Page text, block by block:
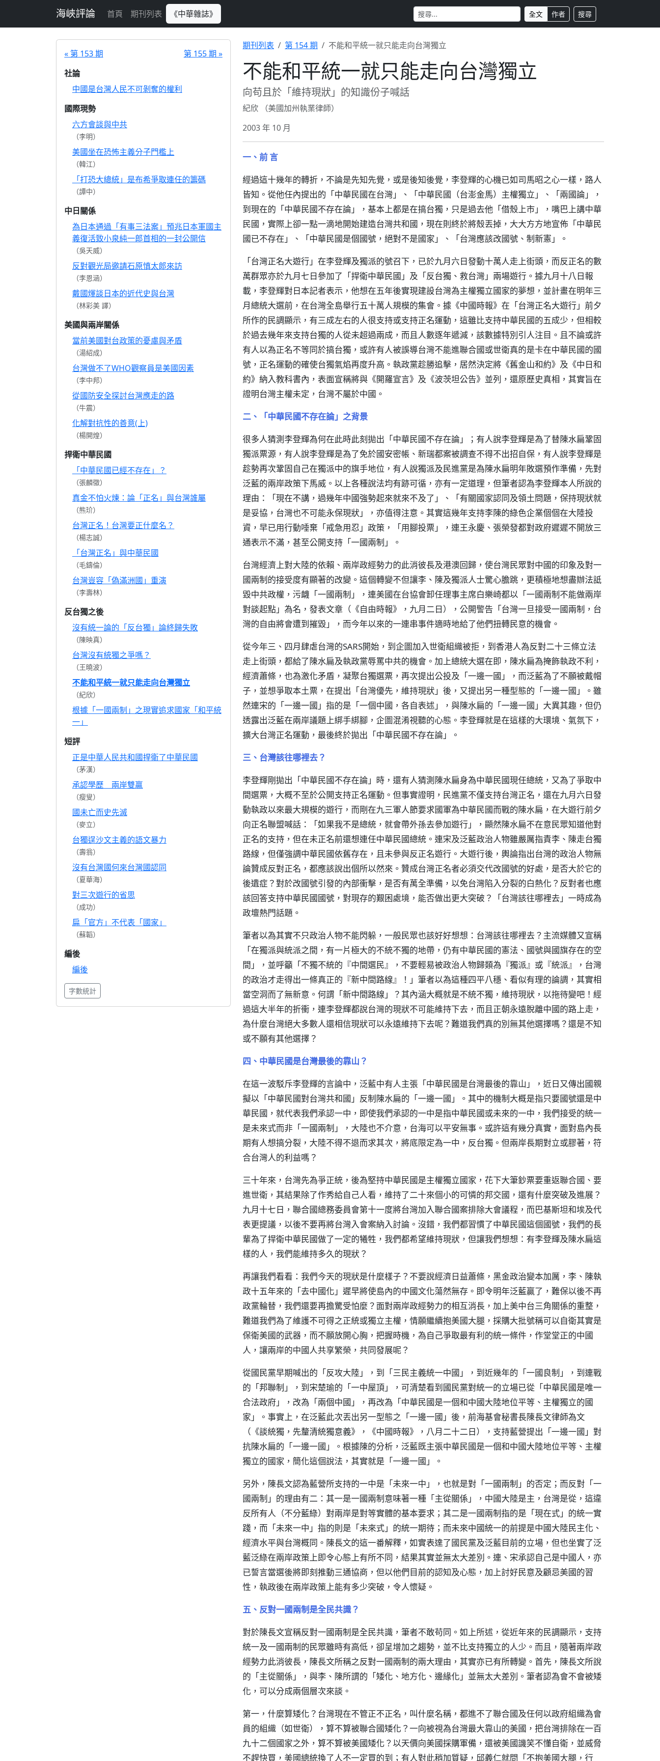
海峽評論 首頁 期刊列表 《中華雜誌》 全文 作者 搜尋
« 第 153 期
第 155 期 »
社論
中國是台灣人民不可剝奪的權利
國際現勢
六方會談與中共
（李明）
美國坐在恐怖主義分子門檻上
（韓江）
「打恐大總統」是布希爭取連任的籌碼
（譚中）
中日關係
為日本通過「有事三法案」預兆日本軍國主
義復活致小泉純一郎首相的一封公開信
（吳天威）
反對觀光局邀請石原慎太郎來訪
（李恩涵）
戴國煇談日本的近代史與台灣
（林彩美 譯）
美國與兩岸關係
當前美國對台政策的憂慮與矛盾
（湯紹成）
台灣做不了WHO觀察員是美國因素
（李中邦）
從國防安全探討台灣應走的路
（牛震）
化解對抗性的善意(上)
（楊開煌）
捍衛中華民國
「中華民國已經不存在」？
（張麟徵）
真金不怕火煉：論「正名」與台灣誰屬
（熊玠）
台灣正名！台灣要正什麼名？
（楊志誠）
「台灣正名」與中華民國
（毛鑄倫）
台灣豈容「偽滿洲國」重演
（李壽林）
反台獨之後
沒有統一論的「反台獨」論終歸失敗
（陳映真）
台灣沒有統獨之爭嗎？
（王曉波）
不能和平統一就只能走向台灣獨立
（紀欣）
根據「一國兩制」之現實追求國家「和平統
一」
短評
正是中華人民共和國捍衛了中華民國
（茅漢）
承認學歷 兩岸雙贏
（瘦叟）
國未亡而史先滅
（麥立）
台獨逞沙文主義的語文暴力
（壽翁）
沒有台灣國何來台灣國認同
（夏華海）
對三次遊行的省思
（成功）
扁「官方」不代表「國家」
（蘇韜）
編後
編後
字數統計
期刊列表 第 154 期 不能和平統一就只能走向台灣獨立
不能和平統一就只能走向台灣獨立
向苟且於「維持現狀」的知識份子喊話
紀欣 （美國加州執業律師）
2003 年 10 月
一、前 言
經過這十幾年的轉折，不論是先知先覺，或是後知後覺，李登輝的心機已如司馬昭之心一樣，路人
皆知。從他任內提出的「中華民國在台灣」、「中華民國（台澎金馬）主權獨立」、「兩國論」，
到現在的「中華民國不存在論」，基本上都是在搞台獨，只是過去他「借殼上市」，嘴巴上講中華
民國，實際上卻一點一滴地開始建造台灣共和國，現在則終於將殼丟掉，大大方方地宣佈「中華民
國已不存在」、「中華民國是個國號，絕對不是國家」、「台灣應該改國號、制新憲」。
「台灣正名大遊行」在李登輝及獨派的號召下，已於九月六日發動十萬人走上街頭，而反正名的數
萬群眾亦於九月七日參加了「捍衛中華民國」及「反台獨、救台灣」兩場遊行。據九月十八日報
載，李登輝對日本記者表示，他想在五年後實現建設台灣為主權獨立國家的夢想，並計畫在明年三
月總統大選前，在台灣全島舉行五十萬人規模的集會。據《中國時報》在「台灣正名大遊行」前夕
所作的民調顯示，有三成左右的人很支持或支持正名運動，這雖比支持中華民國的五成少，但相較
於過去幾年來支持台獨的人從未超過兩成，而且人數逐年遞減，該數據特別引人注目。且不論或許
有人以為正名不等同於搞台獨，或許有人被誤導台灣不能進聯合國或世衛真的是卡在中華民國的國
號，正名運動的確使台獨氣焰再度升高。執政黨趁勝追擊，居然決定將《舊金山和約》及《中日和
約》納入教科書內，表面宣稱將與《開羅宣言》及《波茨坦公告》並列，還原歷史真相，其實旨在
證明台灣主權未定，台灣不屬於中國。
二、「中華民國不存在論」之背景
很多人猜測李登輝為何在此時此刻拋出「中華民國不存在論」；有人說李登輝是為了替陳水扁鞏固
獨派票源，有人說李登輝是為了免於國安密帳、新瑞都案被調查不得不出招自保，有人說李登輝是
趁勢再次鞏固自己在獨派中的旗手地位，有人說獨派及民進黨是為陳水扁明年敗選預作準備，先對
泛藍的兩岸政策下馬威。以上各種說法均有跡可循，亦有一定道理，但筆者認為李登輝本人所說的
理由：「現在不講，過幾年中國強勢起來就來不及了」、「有關國家認同及領土問題，保持現狀就
是妥協，台灣也不可能永保現狀」，亦值得注意。其實這幾年支持李陳的綠色企業個個在大陸投
資，早已用行動唾棄「戒急用忍」政策，「用腳投票」，連王永慶、張榮發都對政府遲遲不開放三
通表示不滿，甚至公開支持「一國兩制」。
台灣經濟上對大陸的依賴、兩岸政經勢力的此消彼長及港澳回歸，使台灣民眾對中國的印象及對一
國兩制的接受度有顯著的改變。這個轉變不但讓李、陳及獨派人士驚心膽跳，更積極地想盡辦法詆
毀中共政權，污衊「一國兩制」，連美國在台協會卸任理事主席白樂崎都以「一國兩制不能做兩岸
對談起點」為名，發表文章（《自由時報》，九月二日），公開警告「台灣一旦接受一國兩制，台
灣的自由將會遭到摧毀」，而今年以來的一連串事件適時地給了他們扭轉民意的機會。
從今年三、四月肆虐台灣的SARS開始，到企圖加入世衛組織被拒，到香港人為反對二十三條立法
走上街頭，都給了陳水扁及執政黨辱罵中共的機會。加上總統大選在即，陳水扁為掩飾執政不利，
經濟蕭條，也為激化矛盾，凝聚台獨選票，再次提出公投及「一邊一國」，而泛藍為了不願被戴帽
子，並想爭取本土票，在提出「台灣優先，維持現狀」後，又提出另一種型態的「一邊一國」。雖
然連宋的「一邊一國」指的是「一個中國，各自表述」，與陳水扁的「一邊一國」大異其趣，但仍
透露出泛藍在兩岸議題上綁手綁腳，企圖混淆視聽的心態。李登輝就是在這樣的大環境、氣氛下，
擴大台灣正名運動，最後終於拋出「中華民國不存在論」。
三、台灣該往哪裡去？
李登輝剛拋出「中華民國不存在論」時，還有人猜測陳水扁身為中華民國現任總統，又為了爭取中
間選票，大概不至於公開支持正名運動。但事實證明，民進黨不僅支持台灣正名，還在九月六日發
動執政以來最大規模的遊行，而剛在九三軍人節要求國軍為中華民國而戰的陳水扁，在大遊行前夕
向正名聯盟喊話：「如果我不是總統，就會帶外孫去參加遊行」，顯然陳水扁不在意民眾知道他對
正名的支持，但在未正名前還想連任中華民國總統。連宋及泛藍政治人物雖嚴厲指責李、陳走台獨
路線，但僅強調中華民國依舊存在，且未參與反正名遊行。大遊行後，輿論指出台灣的政治人物無
論贊成反對正名，都應該說出個所以然來。贊成台灣正名者必須交代改國號的好處，是否大於它的
後遺症？對於改國號引發的內部衝擊，是否有萬全準備，以免台灣陷入分裂的白熱化？反對者也應
該回答支持中華民國國號，對現存的艱困處境，能否做出更大突破？「台灣該往哪裡去」一時成為
政壇熱門話題。
筆者以為其實不只政治人物不能閃躲，一般民眾也該好好想想：台灣該往哪裡去？主流媒體又宣稱
「在獨派與統派之間，有一片極大的不統不獨的地帶，仍有中華民國的憲法、國號與國旗存在的空
間」，並呼籲「不獨不統的『中間選民』，不要輕易被政治人物歸類為『獨派』或『統派』，台灣
的政治才走得出一條真正的『新中間路線』！」筆者以為這種四平八穩、看似有理的論調，其實相
當空洞而了無新意。何謂「新中間路線」？其內涵大概就是不統不獨，維持現狀，以拖待變吧！經
過這大半年的折衝，連李登輝都說台灣的現狀不可能維持下去，而且正朝永遠脫離中國的路上走，
為什麼台灣絕大多數人還相信現狀可以永遠維持下去呢？難道我們真的別無其他選擇嗎？還是不知
或不願有其他選擇？
四、中華民國是台灣最後的靠山？
在這一波駁斥李登輝的言論中，泛藍中有人主張「中華民國是台灣最後的靠山」，近日又傳出國親
擬以「中華民國對台灣共和國」反制陳水扁的「一邊一國」。其中的機制大概是指只要國號還是中
華民國，就代表我們承認一中，即使我們承認的一中是指中華民國或未來的一中，我們接受的統一
是未來式而非「一國兩制」，大陸也不介意，台海可以平安無事。或許這有幾分真實，面對島內長
期有人想搞分裂，大陸不得不退而求其次，將底限定為一中，反台獨。但兩岸長期對立或膠著，符
合台灣人的利益嗎？
三十年來，台灣先為爭正統，後為堅持中華民國是主權獨立國家，花下大筆鈔票要重返聯合國、要
進世衛，其結果除了作秀給自己人看，維持了二十來個小的可憐的邦交國，還有什麼突破及進展？
九月十七日，聯合國總務委員會第十一度將台灣加入聯合國案排除大會議程，而巴基斯坦和埃及代
表更提議，以後不要再將台灣入會案納入討論。沒錯，我們都習慣了中華民國這個國號，我們的長
輩為了捍衛中華民國做了一定的犧牲，我們都希望維持現狀，但讓我們想想：有李登輝及陳水扁這
樣的人，我們能維持多久的現狀？
再讓我們看看：我們今天的現狀是什麼樣子？不要說經濟日益蕭條，黑金政治變本加厲，李、陳執
政十五年來的「去中國化」遲早將使島內的中國文化蕩然無存。即令明年泛藍贏了，難保以後不再
政黨輪替，我們還要再擔驚受怕麼？面對兩岸政經勢力的相互消長，加上美中台三角關係的重整，
難道我們為了維護不可得之正統或獨立主權，情願繼續抱美國大腿，採購大批號稱可以自衛其實是
保衛美國的武器，而不願放開心胸，把握時機，為自己爭取最有利的統一條件，作堂堂正的中國
人，讓兩岸的中國人共享繁榮，共同發展呢？
從國民黨早期喊出的「反攻大陸」，到「三民主義統一中國」，到近幾年的「一國良制」，到連戰
的「邦聯制」，到宋楚瑜的「一中屋頂」，可清楚看到國民黨對統一的立場已從「中華民國是唯一
合法政府」，改為「兩個中國」，再改為「中華民國是一個和中國大陸地位平等、主權獨立的國
家」。事實上，在泛藍此次丟出另一型態之「一邊一國」後，前海基會秘書長陳長文律師為文
（《談統獨，先釐清統獨意義》，《中國時報》，八月二十二日），支持藍營提出「一邊一國」對
抗陳水扁的「一邊一國」。根據陳的分析，泛藍既主張中華民國是一個和中國大陸地位平等、主權
獨立的國家，簡化這個說法，其實就是「一邊一國」。
另外，陳長文認為藍營所支持的一中是「未來一中」，也就是對「一國兩制」的否定；而反對「一
國兩制」的理由有二：其一是一國兩制意味著一種「主從關係」，中國大陸是主，台灣是從，這違
反所有人（不分藍綠）對兩岸是對等實體的基本要求；其二是一國兩制指的是「現在式」的統一實
踐，而「未來一中」指的則是「未來式」的統一期待；而未來中國統一的前提是中國大陸民主化、
經濟水平與台灣概同。陳長文的這一番解釋，如實表達了國民黨及泛藍目前的立場，但也坐實了泛
藍泛綠在兩岸政策上即令心態上有所不同，結果其實並無太大差別。連、宋承認自己是中國人，亦
已誓言當選後將即刻推動三通協商，但以他們目前的認知及心態，加上討好民意及顧忌美國的習
性，執政後在兩岸政策上能有多少突破，令人懷疑。
五、反對一國兩制是全民共識？
對於陳長文宣稱反對一國兩制是全民共識，筆者不敢苟同。如上所述，從近年來的民調顯示，支持
統一及一國兩制的民眾雖時有高低，卻呈增加之趨勢，並不比支持獨立的人少。而且，隨著兩岸政
經勢力此消彼長，陳長文所稱之反對一國兩制的兩大理由，其實亦已有所轉變。首先，陳長文所說
的「主從關係」，與李、陳所謂的「矮化、地方化、邊緣化」並無太大差別。筆者認為會不會被矮
化，可以分成兩個層次來談。
第一，什麼算矮化？台灣現在不管正不正名，叫什麼名稱，都進不了聯合國及任何以政府組織為會
員的組織（如世衛），算不算被聯合國矮化？一向被視為台灣最大靠山的美國，把台灣排除在一百
九十二個國家之外，算不算被美國矮化？以天價向美國採購軍備，還被美國譏笑不懂自衛，並威脅
不趕快買，美國總統換了人不一定買的到；有人對此稍加質疑，邱義仁就問「不抱美國大腿，行